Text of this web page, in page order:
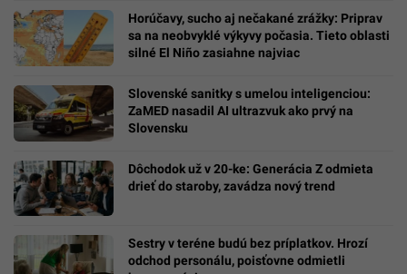
Horúčavy, sucho aj nečakané zrážky: Priprav
sa na neobvyklé výkyvy počasia. Tieto oblasti
silné El Niño zasiahne najviac
Slovenské sanitky s umelou inteligenciou:
ZaMED nasadil AI ultrazvuk ako prvý na
Slovensku
Dôchodok už v 20-ke: Generácia Z odmieta
drieť do staroby, zavádza nový trend
Sestry v teréne budú bez príplatkov. Hrozí
odchod personálu, poisťovne odmietli